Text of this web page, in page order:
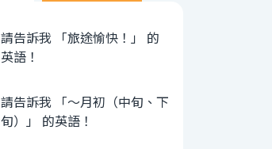
請告訴我 「旅途愉快！」 的
英語！
請告訴我 「〜月初（中旬、下
旬）」 的英語！